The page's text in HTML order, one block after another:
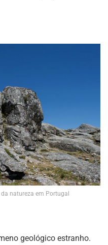
natureza em Portugal
geológico estranho.